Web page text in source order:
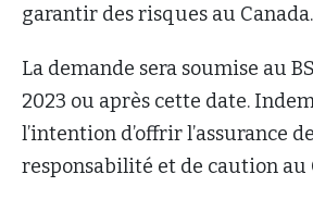
garantir des risques au Canada.
La demande sera soumise au
2023 ou après cette date.
l’intention d’offrir l’assurance
responsabilité et de caution au